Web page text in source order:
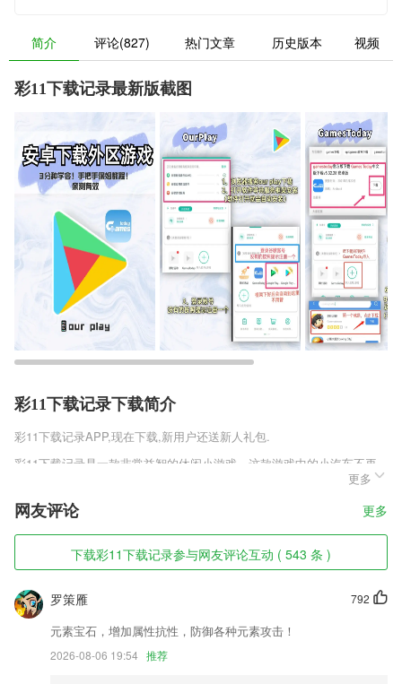
简介 评论(827) 热门文章 历史版本 视频
彩11下载记录最新版截图
彩11下载记录下载简介
彩11下载记录APP,现在下载,新用户还送新人礼包.
彩11下载记录是一款非常益智的休闲小游戏，这款游戏中的小汽车不再
是跑在平坦的地面上，而是在各种高楼大厦之间穿梭，甚至外星球也是玩
家的跑道，只要能全力飞驰，哪里都是玩家的表演舞台，驾驶着你全新的
各种各样的座驾，在游戏中尽情的展示你的车技。
彩11下载记录软件特色
1,线上了解益减美研发实力，云观赏研发中心
2,【办理乘机】手机值机不排队，提前选个好座位！
3,有效进行部门目标业绩管理、商机覆盖率、人均生产力、考核，预算
4,【章节更新自动提醒】 自动跟踪新章节,更新无延迟看书听书,与作者更
更多
网友评论 更多
下载彩11下载记录参与网友评论互动 ( 543 条 )
792
罗策雁
元素宝石，增加属性抗性，防御各种元素攻击！
2026-08-06 19:54 推荐